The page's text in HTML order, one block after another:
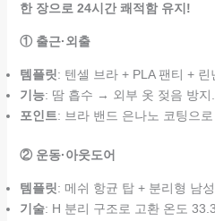
한 장으로 24시간 쾌적함 유지!
① 출근·외출
템플릿: 텐셀 브라 + PLA 팬티 + 린
기능: 땀 흡수 → 외부 옷 젖음 방지.
포인트: 브라 밴드 은나노 코팅으
② 운동·아웃도어
템플릿: 메쉬 항균 탑 + 분리형 남
기술: H 분리 구조로 고환 온도